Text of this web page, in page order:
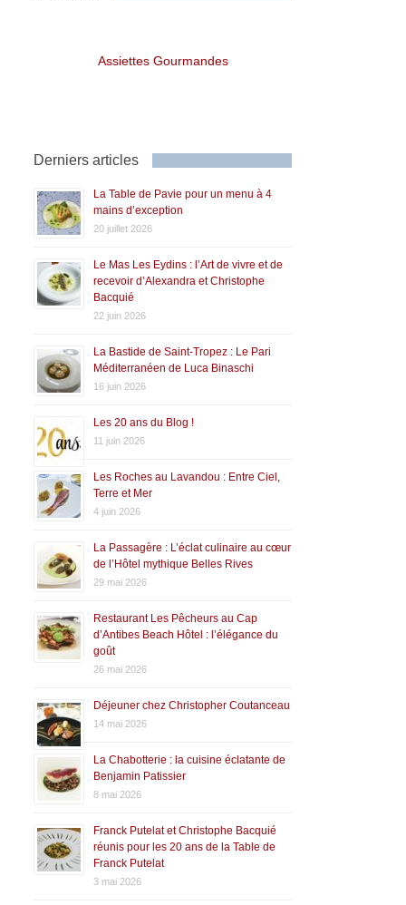
Assiettes Gourmandes
Derniers articles
La Table de Pavie pour un menu à 4
mains d’exception
20 juillet 2026
Le Mas Les Eydins : l’Art de vivre et de
recevoir d’Alexandra et Christophe
Bacquié
22 juin 2026
La Bastide de Saint-Tropez : Le Pari
Méditerranéen de Luca Binaschi
16 juin 2026
Les 20 ans du Blog !
11 juin 2026
Les Roches au Lavandou : Entre Ciel,
Terre et Mer
4 juin 2026
La Passagère : L’éclat culinaire au cœur
de l’Hôtel mythique Belles Rives
29 mai 2026
Restaurant Les Pêcheurs au Cap
d’Antibes Beach Hôtel : l’élégance du
goût
26 mai 2026
Déjeuner chez Christopher Coutanceau
14 mai 2026
La Chabotterie : la cuisine éclatante de
Benjamin Patissier
8 mai 2026
Franck Putelat et Christophe Bacquié
réunis pour les 20 ans de la Table de
Franck Putelat
3 mai 2026